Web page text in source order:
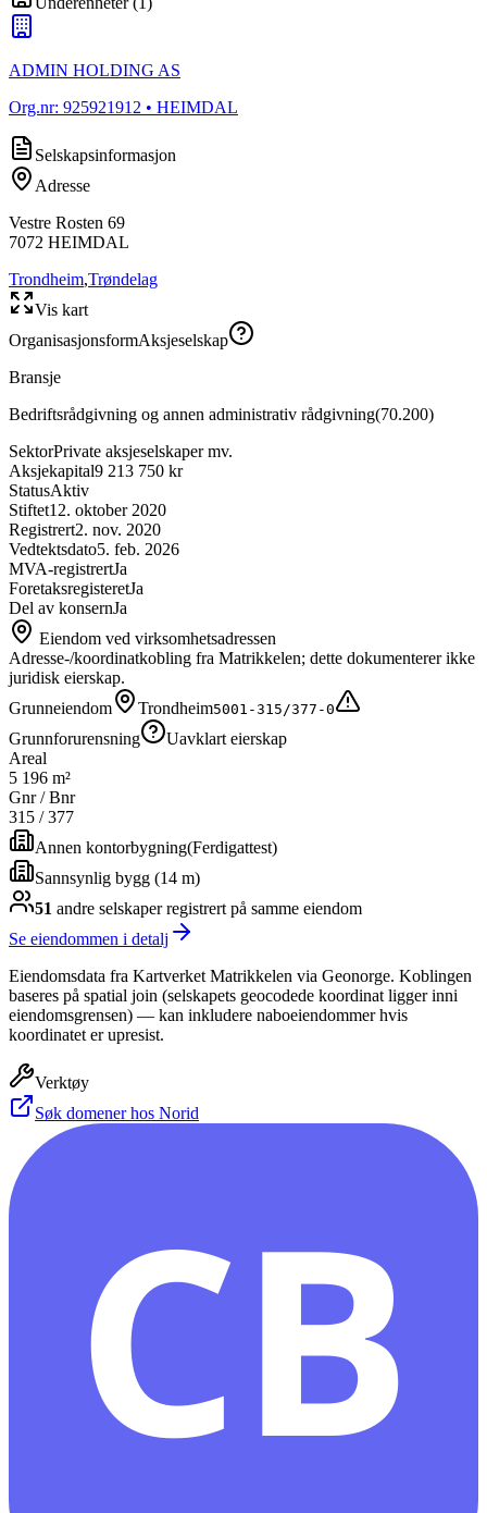
ADMIN HOLDING AS
Org.nr: 925921912 • HEIMDAL
Selskapsinformasjon
Adresse
Vestre Rosten 69
7072 HEIMDAL
Trondheim,Trøndelag
Vis kart
OrganisasjonsformAksjeselskap
Bransje
Bedriftsrådgivning og annen administrativ rådgivning(70.200)
SektorPrivate aksjeselskaper mv.
Aksjekapital9 213 750 kr
StatusAktiv
Stiftet12. oktober 2020
Registrert2. nov. 2020
Vedtektsdato5. feb. 2026
MVA-registrertJa
ForetaksregisteretJa
Del av konsernJa
Eiendom ved virksomhetsadressen
Adresse-/koordinatkobling fra Matrikkelen; dette dokumenterer ikke
juridisk eierskap.
Grunneiendom
Trondheim5001-315/377-0
Grunnforurensning
Uavklart eierskap
Areal
5 196 m²
Gnr / Bnr
315 /377
Annen kontorbygning(Ferdigattest)
Sannsynlig bygg (14 m)
51 andre selskaperregistrert på samme eiendom
Se eiendommen i detalj
Eiendomsdata fra Kartverket Matrikkelen via Geonorge. Koblingen
baseres på spatial join (selskapets geocodede koordinat ligger inni
eiendomsgrensen) — kan inkludere naboeiendommer hvis
koordinatet er upresist.
Verktøy
Søk domener hos Norid
CB